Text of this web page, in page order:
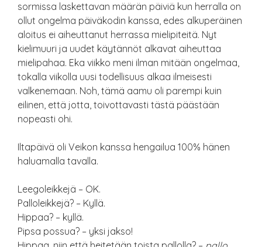
sormissa laskettavan määrän päiviä kun herralla on
ollut ongelma päiväkodin kanssa, edes alkuperäinen
aloitus ei aiheuttanut herrassa mielipiteitä. Nyt
kielimuuri ja uudet käytännöt alkavat aiheuttaa
mielipahaa. Eka viikko meni ilman mitään ongelmaa,
tokalla viikolla uusi todellisuus alkaa ilmeisesti
valkenemaan. Noh, tämä aamu oli parempi kuin
eilinen, että jotta, toivottavasti tästä päästään
nopeasti ohi.
Iltapäivä oli Veikon kanssa hengailua 100% hänen
haluamalla tavalla.
Leegoleikkejä – OK.
Palloleikkejä? – Kyllä.
Hippaa? – kyllä.
Pipsa possua? – yksi jakso!